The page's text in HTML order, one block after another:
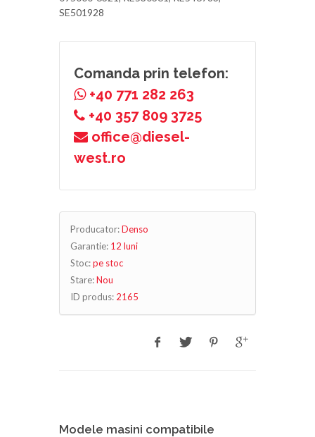
SE501928
Comanda prin telefon:
+40 771 282 263
+40 357 809 3725
office@diesel-
west.ro
Producator:Denso
Garantie: 12 luni
Stoc:pe stoc
Stare:Nou
ID produs: 2165
Modele masini compatibile